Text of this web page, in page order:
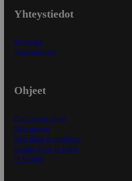
Yhteystiedot
Myymälät
Asiakaspalvelu
Ohjeet
Ensitilaajan ohjeet
Näin maksat
Näin tilaat ja muokkaat
Kaikki ohjeet ja vinkit
In English